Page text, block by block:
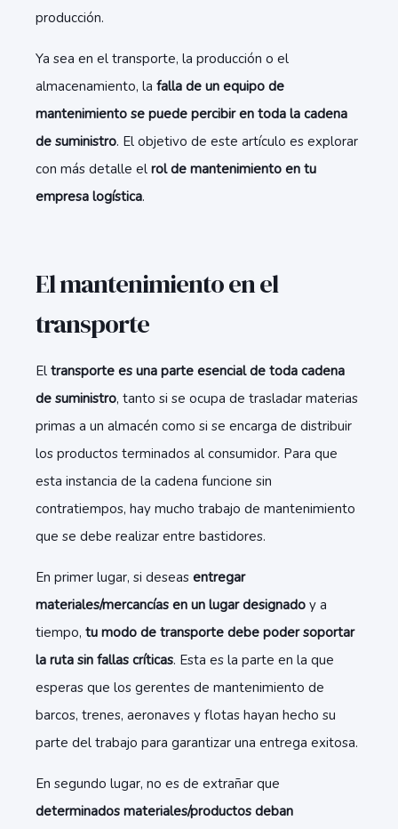
producción.
Ya sea en el transporte, la producción o el
almacenamiento, la falla de un equipo de
mantenimiento se puede percibir en toda la cadena
de suministro. El objetivo de este artículo es explorar
con más detalle el rol de mantenimiento en tu
empresa logística.
El mantenimiento en el
transporte
El transporte es una parte esencial de toda cadena
de suministro, tanto si se ocupa de trasladar materias
primas a un almacén como si se encarga de distribuir
los productos terminados al consumidor. Para que
esta instancia de la cadena funcione sin
contratiempos, hay mucho trabajo de mantenimiento
que se debe realizar entre bastidores.
En primer lugar, si deseas entregar
materiales/mercancías en un lugar designado y a
tiempo, tu modo de transporte debe poder soportar
la ruta sin fallas críticas. Esta es la parte en la que
esperas que los gerentes de mantenimiento de
barcos, trenes, aeronaves y flotas hayan hecho su
parte del trabajo para garantizar una entrega exitosa.
En segundo lugar, no es de extrañar que
determinados materiales/productos deban